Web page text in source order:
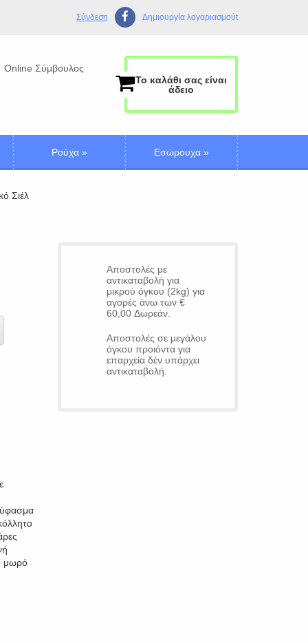
Σύνδεση Δημιουργία λογαριασμούt
Online Σύμβουλος
Το καλάθι σας είναι
άδειο
Ρούχα » Εσώρουχα »
Σιέλ
ύφασμα
μωρό
Αποστολές με
αντικαταβολή για
μικρού όγκου (2kg) για
αγορές άνω των €
60,00 Δωρεάν.
Αποστολές σε μεγάλου
όγκου προιόντα για
επαρχεία δέν υπάρχει
αντικαταβολή.